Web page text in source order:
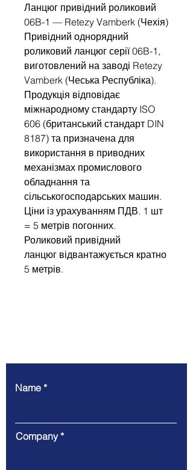
Ланцюг привідний роликовий
06B-1 — Retezy Vamberk (Чехія)
Привідний однорядний
роликовий ланцюг серії 06B-1,
виготовлений на заводі Retezy
Vamberk (Чеська Республіка).
Продукція відповідає
міжнародному стандарту ISO
606 (британський стандарт DIN
8187) та призначена для
використання в приводних
механізмах промислового
обладнання та
сільськогосподарських машин.
Ціни із урахуванням ПДВ. 1 шт
= 5 метрів погонних.
Роликовий привідний
ланцюг відвантажується кратно
5 метрів.
Name
Company